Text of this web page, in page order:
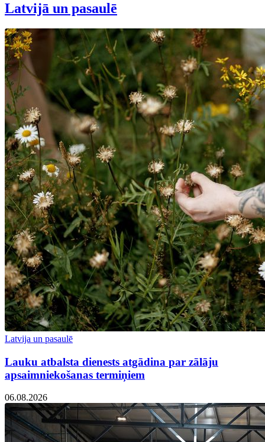
Latvijā un pasaulē
Latvija un pasaulē
Lauku atbalsta dienests atgādina par zālāju
apsaimniekošanas termiņiem
06.08.2026